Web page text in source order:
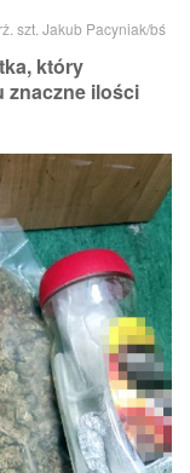
szt. Jakub Pacyniak/bś
który
znaczne ilości